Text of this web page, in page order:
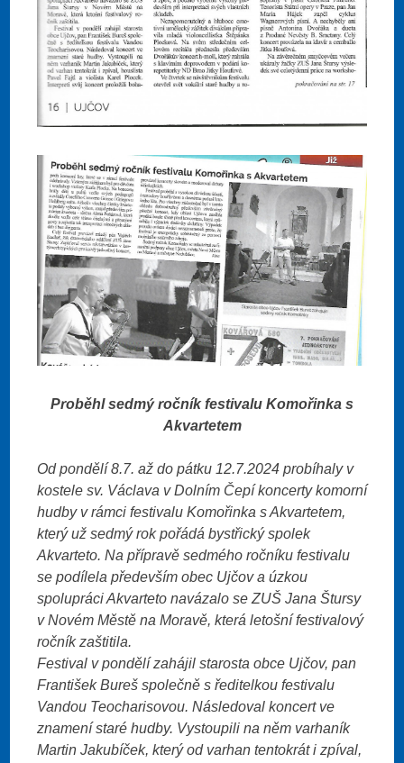
Proběhl sedmý ročník festivalu Komořinka s
Akvartetem
Od pondělí 8.7. až do pátku 12.7.2024 probíhaly v
kostele sv. Václava v Dolním Čepí koncerty komorní
hudby v rámci festivalu Komořinka s Akvartetem,
který už sedmý rok pořádá bystřický spolek
Akvarteto. Na přípravě sedmého ročníku festivalu
se podílela především obec Ujčov a úzkou
spolupráci Akvarteto navázalo se ZUŠ Jana Štursy
v Novém Městě na Moravě, která letošní festivalový
ročník zaštitila.
Festival v pondělí zahájil starosta obce Ujčov, pan
František Bureš společně s ředitelkou festivalu
Vandou Teocharisovou. Následoval koncert ve
znamení staré hudby. Vystoupili na něm varhaník
Martin Jakubíček, který od varhan tentokrát i zpíval,